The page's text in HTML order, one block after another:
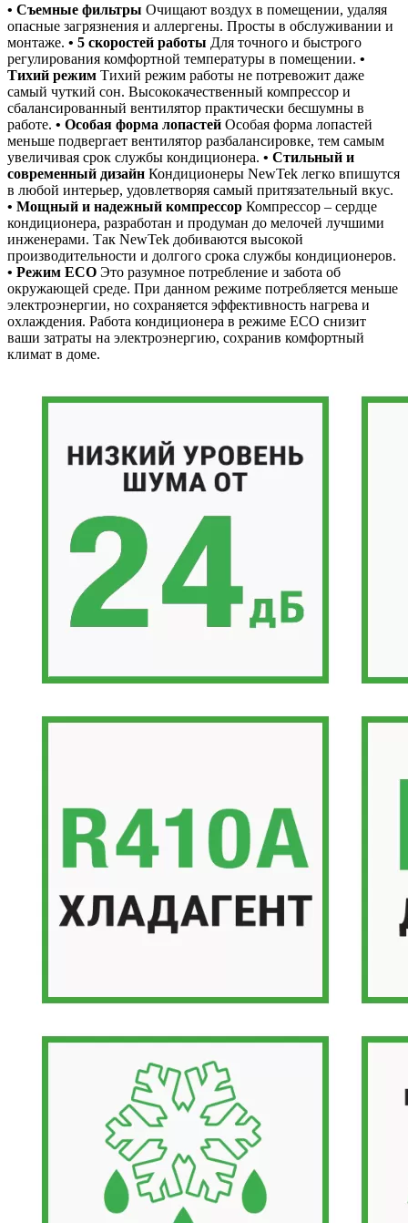
• Съемные фильтры Очищают воздух в помещении, удаляя
опасные загрязнения и аллергены. Просты в обслуживании и
монтаже. • 5 скоростей работы Для точного и быстрого
регулирования комфортной температуры в помещении. •
Тихий режим Тихий режим работы не потревожит даже
самый чуткий сон. Высококачественный компрессор и
сбалансированный вентилятор практически бесшумны в
работе. • Особая форма лопастей Особая форма лопастей
меньше подвергает вентилятор разбалансировке, тем самым
увеличивая срок службы кондиционера. • Стильный и
современный дизайн Кондиционеры NewTek легко впишутся
в любой интерьер, удовлетворяя самый притязательный вкус.
• Мощный и надежный компрессор Компрессор – сердце
кондиционера, разработан и продуман до мелочей лучшими
инженерами. Так NewTek добиваются высокой
производительности и долгого срока службы кондиционеров.
• Режим ЕСО Это разумное потребление и забота об
окружающей среде. При данном режиме потребляется меньше
электроэнергии, но сохраняется эффективность нагрева и
охлаждения. Работа кондиционера в режиме ЕСО снизит
ваши затраты на электроэнергию, сохранив комфортный
климат в доме.